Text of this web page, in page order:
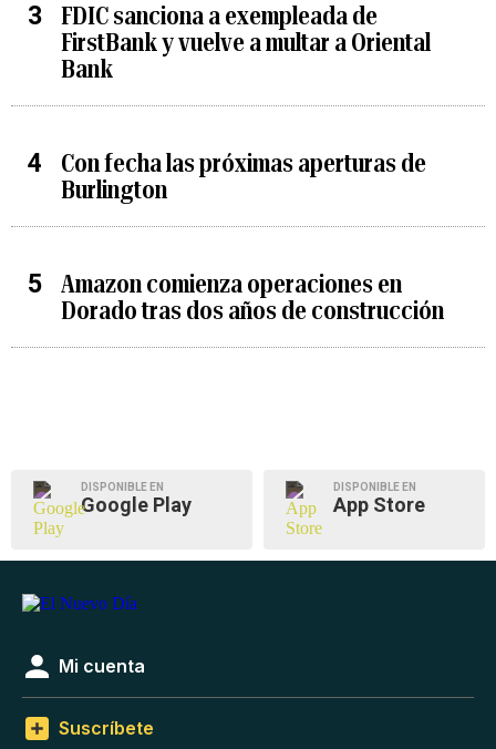
FDIC sanciona a exempleada de
FirstBank y vuelve a multar a Oriental
Bank
Con fecha las próximas aperturas de
Burlington
Amazon comienza operaciones en
Dorado tras dos años de construcción
DISPONIBLE EN
Google Play
DISPONIBLE EN
App Store
Mi cuenta
Suscríbete